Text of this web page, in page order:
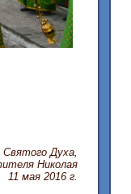
Духа,
Николая
11 мая 2016 г.